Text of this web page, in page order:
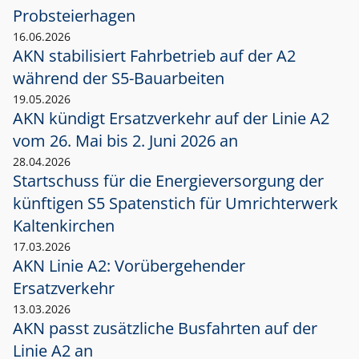
Probsteierhagen
16.06.2026
AKN stabilisiert Fahrbetrieb auf der A2
während der S5-Bauarbeiten
19.05.2026
AKN kündigt Ersatzverkehr auf der Linie A2
vom 26. Mai bis 2. Juni 2026 an
28.04.2026
Startschuss für die Energieversorgung der
künftigen S5 Spatenstich für Umrichterwerk
Kaltenkirchen
17.03.2026
AKN Linie A2: Vorübergehender
Ersatzverkehr
13.03.2026
AKN passt zusätzliche Busfahrten auf der
Linie A2 an